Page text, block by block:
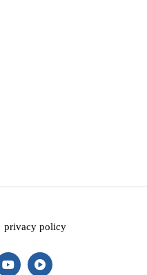
privacy policy